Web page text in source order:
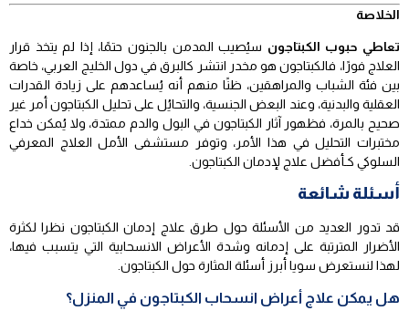
الخلاصة
تعاطي حبوب الكبتاجون سيُصيب المدمن بالجنون حتمًا، إذا لم يتخذ قرار
العلاج فورًا، فالكبتاجون هو مخدر انتشر كالبرق في دول الخليج العربي، خاصة
بين فئة الشباب والمراهقين، ظنًا منهم أنه يُساعدهم على زيادة القدرات
العقلية والبدنية، وعند البعض الجنسية، والتحايُل على تحليل الكبتاجون أمر غير
صحيح بالمرة، فظهور آثار الكبتاجون في البول والدم ممتدة، ولا يُمكن خداع
مختبرات التحليل في هذا الأمر، وتوفر مستشفى الأمل العلاج المعرفي
السلوكي كـأفضل علاج لإدمان الكبتاجون.
أسئلة شائعة
قد تدور العديد من الأسئلة حول طرق علاج إدمان الكبتاجون نظرا لكثرة
الأضرار المترتبة على إدمانه وشدة الأعراض الانسحابية التي يتسبب فيها،
لهذا لنستعرض سويا أبرز أسئلة المثارة حول الكبتاجون.
هل يمكن علاج أعراض انسحاب الكبتاجون في المنزل؟